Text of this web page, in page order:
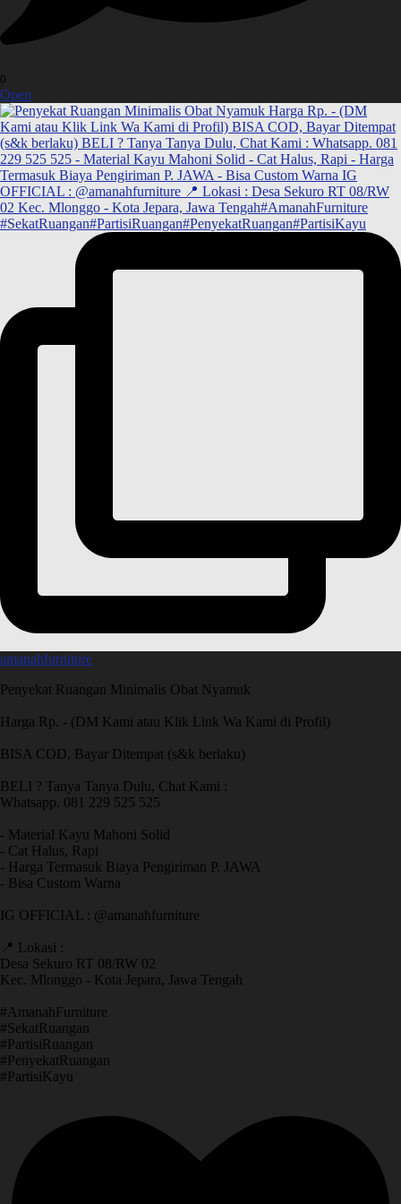
0
Open
amanahfurniture
Penyekat Ruangan Minimalis Obat Nyamuk
Harga Rp. - (DM Kami atau Klik Link Wa Kami di Profil)
BISA COD, Bayar Ditempat (s&k berlaku)
BELI ? Tanya Tanya Dulu, Chat Kami :
Whatsapp. 081 229 525 525
- Material Kayu Mahoni Solid
- Cat Halus, Rapi
- Harga Termasuk Biaya Pengiriman P. JAWA
- Bisa Custom Warna
IG OFFICIAL : @amanahfurniture
📍 Lokasi :
Desa Sekuro RT 08/RW 02
Kec. Mlonggo - Kota Jepara, Jawa Tengah
​#AmanahFurniture
​#SekatRuangan
​#PartisiRuangan
​#PenyekatRuangan
​#PartisiKayu